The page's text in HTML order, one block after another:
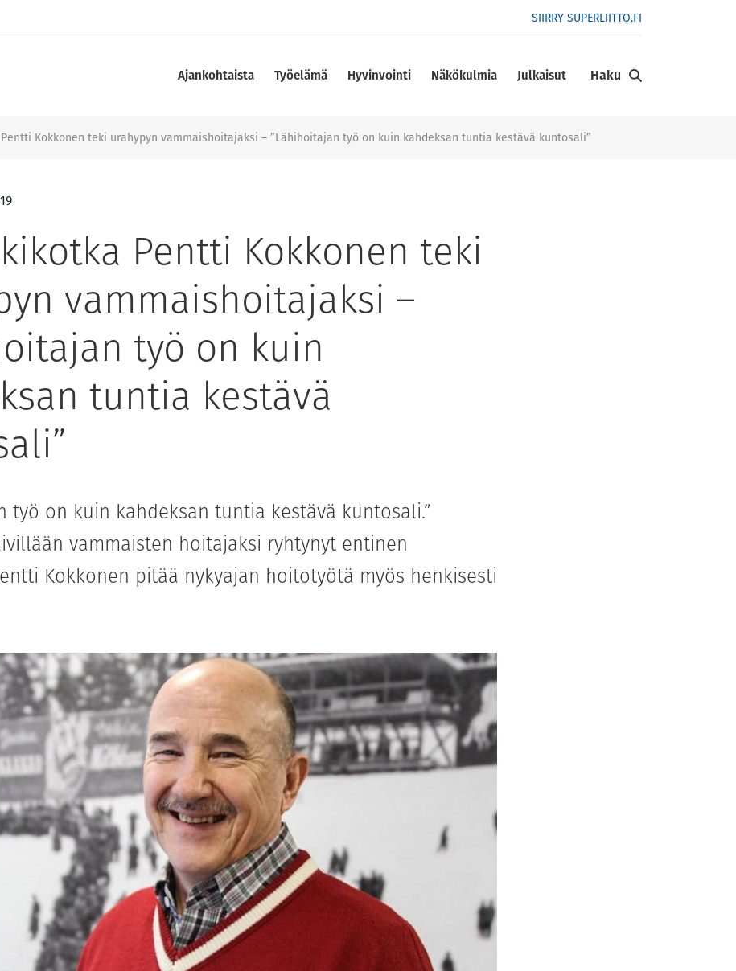
SIIRRY SUPERLIITTO.FI
Ajankohtaista Työelämä Hyvinvointi Näkökulmia Julkaisut Haku
Kokkonen teki urahypyn vammaishoitajaksi – ”Lähihoitajan työ on kuin kahdeksan tuntia kestävä kuntosali”
Pentti Kokkonen teki
vammaishoitajaksi –
työ on kuin
tuntia kestävä
työ on kuin kahdeksan tuntia kestävä kuntosali.”
vammaisten hoitajaksi ryhtynyt entinen
Kokkonen pitää nykyajan hoitotyötä myös henkisesti